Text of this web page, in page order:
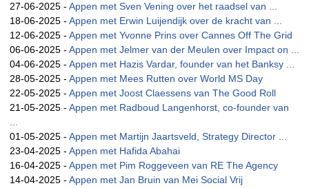
27-06-2025 - Appen met Sven Vening over het raadsel van ...
18-06-2025 - Appen met Erwin Luijendijk over de kracht van ...
12-06-2025 - Appen met Yvonne Prins over Cannes Off The Grid
06-06-2025 - Appen met Jelmer van der Meulen over Impact on ...
04-06-2025 - Appen met Hazis Vardar, founder van het Banksy ...
28-05-2025 - Appen met Mees Rutten over World MS Day
22-05-2025 - Appen met Joost Claessens van The Good Roll
21-05-2025 - Appen met Radboud Langenhorst, co-founder van
01-05-2025 - Appen met Martijn Jaartsveld, Strategy Director ...
23-04-2025 - Appen met Hafida Abahai
16-04-2025 - Appen met Pim Roggeveen van RE The Agency
14-04-2025 - Appen met Jan Bruin van Mei Social Vrij